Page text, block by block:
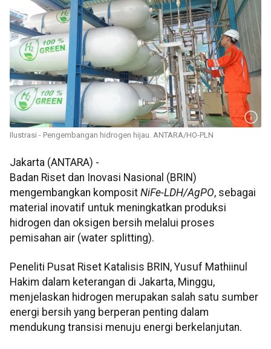
Ilustrasi - Pengembangan hidrogen hijau. ANTARA/HO-PLN
Jakarta (ANTARA) -
Badan Riset dan Inovasi Nasional (BRIN)
mengembangkan komposit NiFe-LDH/AgPO, sebagai
material inovatif untuk meningkatkan produksi
hidrogen dan oksigen bersih melalui proses
pemisahan air (water splitting).
Peneliti Pusat Riset Katalisis BRIN, Yusuf Mathiinul
Hakim dalam keterangan di Jakarta, Minggu,
menjelaskan hidrogen merupakan salah satu sumber
energi bersih yang berperan penting dalam
mendukung transisi menuju energi berkelanjutan.